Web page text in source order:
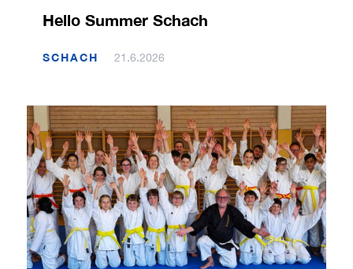
Hello Summer Schach
SCHACH 21.6.2026